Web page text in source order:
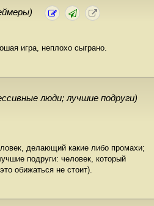
игра, неплохо сыграно.
люди; лучшие подруги)
делающий какие либо промахи;
подруги: человек, который
обижаться не стоит).